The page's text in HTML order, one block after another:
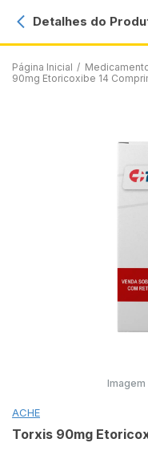
Página Inicial /
90mg Etoricoxibe 14
Detalhes do
ACHE
Torxis 90mg